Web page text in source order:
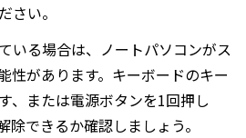
さい。
いる場合は、ノートパソコンがス
性があります。キーボードのキー
、または電源ボタンを1回押し
除できるか確認しましょう。